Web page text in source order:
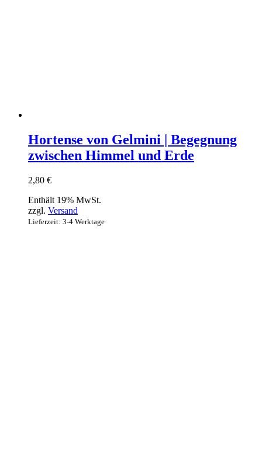
Hortense von Gelmini | Begegnung
zwischen Himmel und Erde
2,80 €
Enthält 19% MwSt.
zzgl. Versand
Lieferzeit: 3-4 Werktage